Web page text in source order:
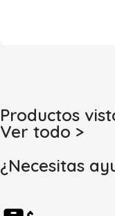
Productos
Ver todo >
¿Necesitas